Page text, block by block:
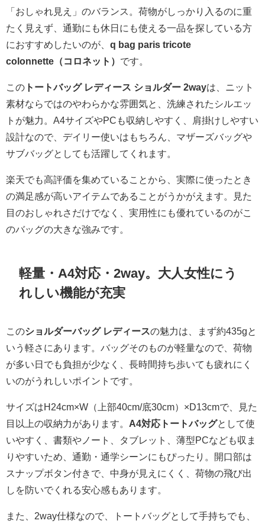
「おしゃれ見え」のバランス。荷物がしっかり入るのに重
たく見えず、通勤にも休日にも使える一品を探している方
におすすめしたいのが、 q bag paris tricote
colonnette（コロネット） です。
この トートバッグ レディース ショルダー 2wayは、ニット
素材ならではのやわらかな雰囲気と、洗練されたシルエッ
トが魅力。A4サイズやPCも収納しやすく、肩掛けしやすい
設計なので、デイリー使いはもちろん、マザーズバッグや
サブバッグとしても活躍してくれます。
楽天でも高評価を集めていることから、実際に使ったとき
の満足感が高いアイテムであることがうかがえます。見た
目のおしゃれさだけでなく、実用性にも優れているのがこ
のバッグの大きな強みです。
軽量・A4対応・2way。大人女性にう
れしい機能が充実
このショルダーバッグ レディースの魅力は、まず約435gと
いう軽さにあります。バッグそのものが軽量なので、荷物
が多い日でも負担が少なく、長時間持ち歩いても疲れにく
いのがうれしいポイントです。
サイズはH24cm×W（上部40cm/底30cm）×D13cmで、見た
目以上の収納力があります。 A4対応トートバッグとして使
いやすく、書類やノート、タブレット、薄型PCなども収ま
りやすいため、通勤・通学シーンにもぴったり。開口部は
スナップボタン付きで、中身が見えにくく、荷物の飛び出
しを防いでくれる安心感もあります。
また、2way仕様なので、トートバッグとして手持ちでも、